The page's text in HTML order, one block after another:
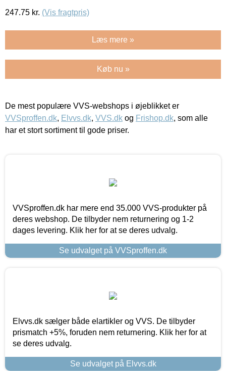
247.75 kr. (Vis fragtpris)
Læs mere »
Køb nu »
De mest populære VVS-webshops i øjeblikket er
VVSproffen.dk, Elvvs.dk, VVS.dk og Frishop.dk, som alle
har et stort sortiment til gode priser.
VVSproffen.dk har mere end 35.000 VVS-produkter på
deres webshop. De tilbyder nem returnering og 1-2
dages levering. Klik her for at se deres udvalg.
Se udvalget på VVSproffen.dk
Elvvs.dk sælger både elartikler og VVS. De tilbyder
prismatch +5%, foruden nem returnering. Klik her for at
se deres udvalg.
Se udvalget på Elvvs.dk